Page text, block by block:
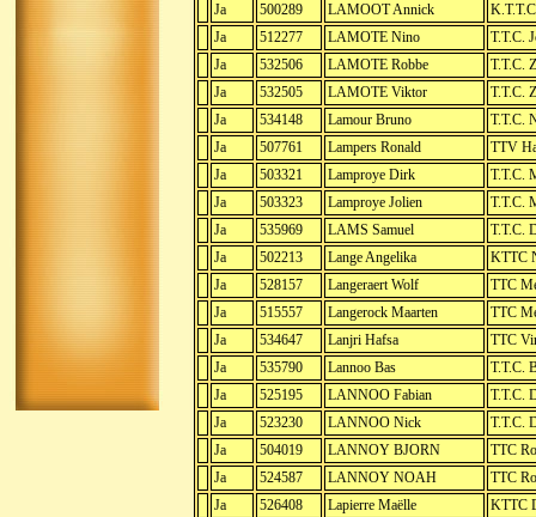
Ja
500289 LAMOOT Annick
Ja
512277 LAMOTE Nino
T.T.C.
Ja
532506 LAMOTE Robbe
T.T.C.
Ja
532505 LAMOTE Viktor
T.T.C.
Ja
534148 Lamour Bruno
T.T.C.
Ja
507761 Lampers Ronald
TTV
Ja
503321 Lamproye Dirk
T.T.C.
Ja
503323 Lamproye Jolien
T.T.C.
Ja
535969 LAMS Samuel
T.T.C.
Ja
502213 Lange Angelika
KTTC
Ja
528157 Langeraert Wolf
TTC
Ja
515557 Langerock Maarten
TTC
Ja
534647 Lanjri Hafsa
TTC
Ja
535790 Lannoo Bas
T.T.C.
Ja
525195 LANNOO Fabian
T.T.C.
Ja
523230 LANNOO Nick
T.T.C.
Ja
504019 LANNOY BJORN
TTC
Ja
524587 LANNOY NOAH
TTC
Ja
526408 Lapierre Maëlle
KTTC